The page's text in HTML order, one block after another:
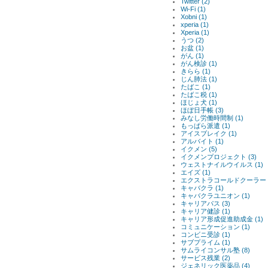
Wi-Fi (1)
Xobni (1)
xperia (1)
Xperia (1)
うつ (2)
お盆 (1)
がん (1)
がん検診 (1)
きらら (1)
じん肺法 (1)
たばこ (1)
たばこ税 (1)
ほじょ犬 (1)
ほぼ日手帳 (3)
みなし労働時間制 (1)
もっぱら派遣 (1)
アイスブレイク (1)
アルバイト (1)
イクメン (5)
イクメンプロジェクト (3)
ウェストナイルウイルス (1)
エイズ (1)
エクストラコールドクーラー
キャバクラ (1)
キャバクラユニオン (1)
キャリアパス (3)
キャリア健診 (1)
キャリア形成促進助成金 (1)
コミュニケーション (1)
コンビニ受診 (1)
サブプライム (1)
サムライコンサル塾 (8)
サービス残業 (2)
ジェネリック医薬品 (4)